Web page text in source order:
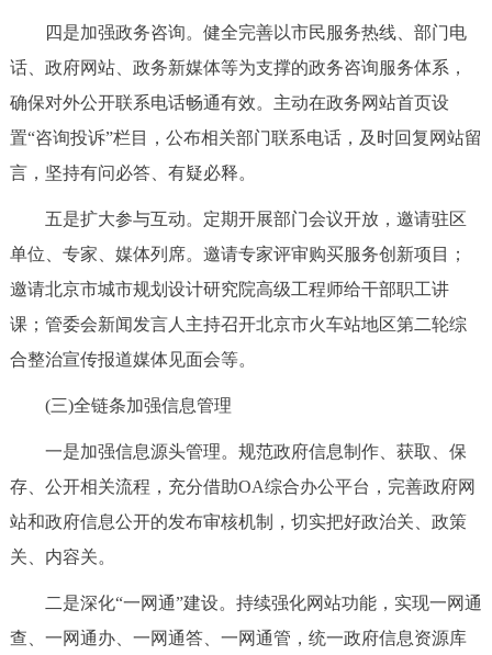
四是加强政务咨询。健全完善以市民服务热线、部门电
话、政府网站、政务新媒体等为支撑的政务咨询服务体系，
确保对外公开联系电话畅通有效。主动在政务网站首页设
置“咨询投诉”栏目，公布相关部门联系电话，及时回复网站留
言，坚持有问必答、有疑必释。
五是扩大参与互动。定期开展部门会议开放，邀请驻区
单位、专家、媒体列席。邀请专家评审购买服务创新项目；
邀请北京市城市规划设计研究院高级工程师给干部职工讲
课；管委会新闻发言人主持召开北京市火车站地区第二轮综
合整治宣传报道媒体见面会等。
(三)全链条加强信息管理
一是加强信息源头管理。规范政府信息制作、获取、保
存、公开相关流程，充分借助OA综合办公平台，完善政府网
站和政府信息公开的发布审核机制，切实把好政治关、政策
关、内容关。
二是深化“一网通”建设。持续强化网站功能，实现一网通
查、一网通办、一网通答、一网通管，统一政府信息资源库